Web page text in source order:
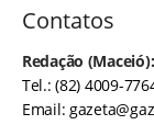
Contatos
Redação (Maceió):
Tel.: (82) 4009-
Email: